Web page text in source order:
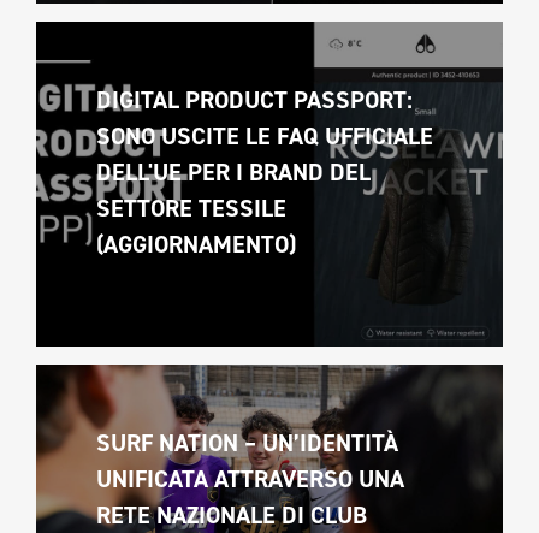
DIGITAL PRODUCT PASSPORT:
SONO USCITE LE FAQ UFFICIALE
DELL'UE PER I BRAND DEL
SETTORE TESSILE
(AGGIORNAMENTO)
SURF NATION – UN’IDENTITÀ
UNIFICATA ATTRAVERSO UNA
RETE NAZIONALE DI CLUB